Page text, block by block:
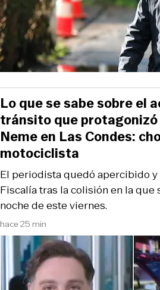
hace 25 min
El periodista quedó apercibido
Fiscalía tras la colisión en la
noche de este viernes.
Lo que se sabe sobre el
tránsito que protagonizó
Neme en Las Condes:
motociclista